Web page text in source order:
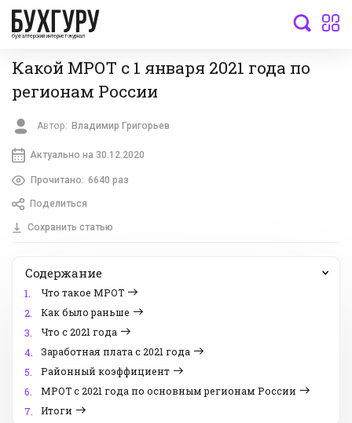
бухгалтерский интернет-журнал
Какой МРОТ с 1 января 2021 года по
регионам России
Автор: Владимир Григорьев
Актуально на 30.12.2020
Прочитано: 6640 раз
Поделиться
Сохранить статью
Содержание
1.
Что такое МРОТ
2.
Как было раньше
3.
Что с 2021 года
4.
Заработная плата с 2021 года
5.
Районный коэффициент
6.
МРОТ с 2021 года по основным регионам России
7.
Итоги